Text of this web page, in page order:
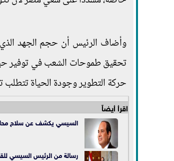
وأضاف الرئيس أن حجم الجهد الذي
تحقيق طموحات الشعب في توفير
حركة التطوير وجودة الحياة تتطلب
اقرأ أيضاً
السيسي يكشف عن سلاح
رسالة من الرئيس السيسي